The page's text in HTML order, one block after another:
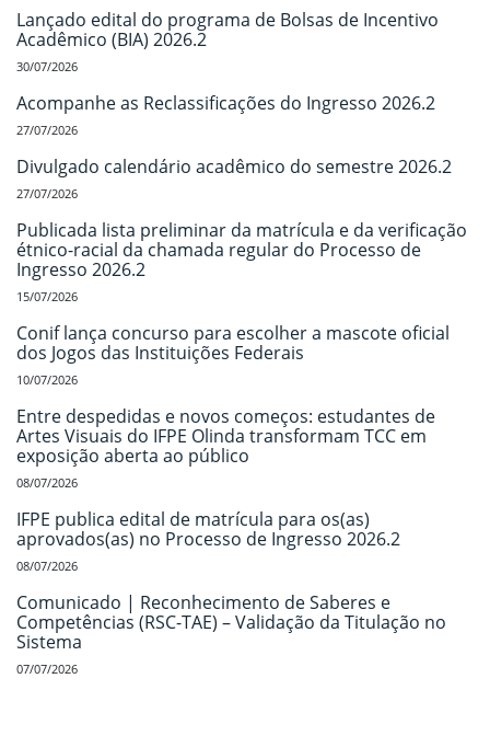
Lançado edital do programa de Bolsas de Incentivo
Acadêmico (BIA) 2026.2
30/07/2026
Acompanhe as Reclassificações do Ingresso 2026.2
27/07/2026
Divulgado calendário acadêmico do semestre 2026.2
27/07/2026
Publicada lista preliminar da matrícula e da verificação
étnico-racial da chamada regular do Processo de
Ingresso 2026.2
15/07/2026
Conif lança concurso para escolher a mascote oficial
dos Jogos das Instituições Federais
10/07/2026
Entre despedidas e novos começos: estudantes de
Artes Visuais do IFPE Olinda transformam TCC em
exposição aberta ao público
08/07/2026
IFPE publica edital de matrícula para os(as)
aprovados(as) no Processo de Ingresso 2026.2
08/07/2026
Comunicado | Reconhecimento de Saberes e
Competências (RSC-TAE) – Validação da Titulação no
Sistema
07/07/2026